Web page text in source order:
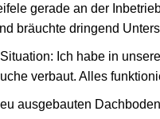
gerade an der
bräuchte dringend
Ich habe in
verbaut. Alles
ausgebauten